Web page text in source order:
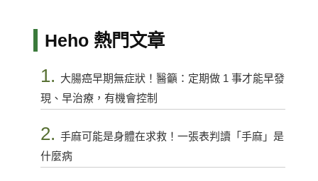
Heho 熱門文章
1. 大腸癌早期無症狀！醫籲：定期做 1 事才能早發
現、早治療，有機會控制
2. 手麻可能是身體在求救！一張表判讀「手麻」是
什麼病